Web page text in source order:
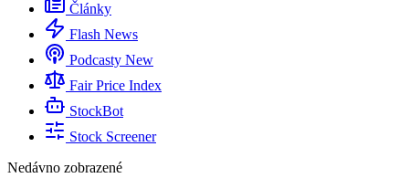
Články
Flash News
Podcasty New
Fair Price Index
StockBot
Stock Screener
Nedávno zobrazené